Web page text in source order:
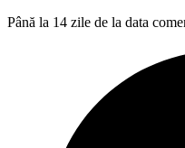
Până la 14 zile de la data